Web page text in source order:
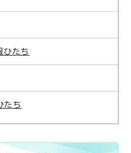
たち
ち